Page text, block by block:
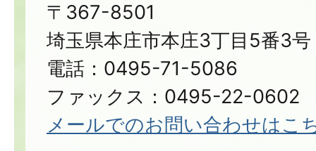
〒367-8501
埼玉県本庄市本庄3丁目5番3号
電話：0495-71-5086
ファックス：0495-22-0602
メールでのお問い合わせはこ